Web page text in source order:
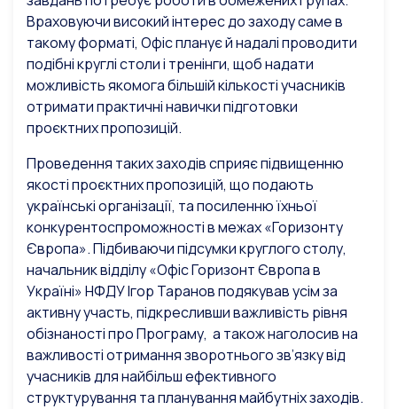
Враховуючи високий інтерес до заходу саме в
такому форматі, Офіс планує й надалі проводити
подібні круглі столи і тренінги, щоб надати
можливість якомога більшій кількості учасників
отримати практичні навички підготовки
проєктних пропозицій.
Проведення таких заходів сприяє підвищенню
якості проєктних пропозицій, що подають
українські організації, та посиленню їхньої
конкурентоспроможності в межах «Горизонту
Європа». Підбиваючи підсумки круглого столу,
начальник відділу «Офіс Горизонт Європа в
Україні» НФДУ Ігор Таранов подякував усім за
активну участь, підкресливши важливість рівня
обізнаності про Програму, а також наголосив на
важливості отримання зворотнього зв’язку від
учасників для найбільш ефективного
структурування та планування майбутніх заходів.